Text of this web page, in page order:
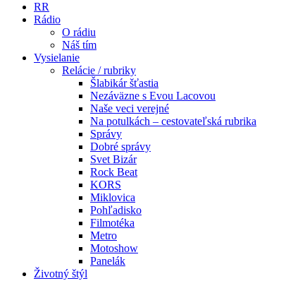
RR
Rádio
O rádiu
Náš tím
Vysielanie
Relácie / rubriky
Šlabikár šťastia
Nezáväzne s Evou Lacovou
Naše veci verejné
Na potulkách – cestovateľská rubrika
Správy
Dobré správy
Svet Bizár
Rock Beat
KORS
Miklovica
Pohľadisko
Filmotéka
Metro
Motoshow
Panelák
Životný štýl